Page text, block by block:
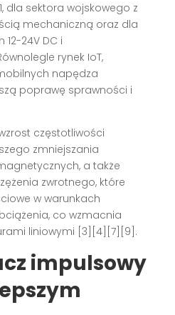
dla sektora wojskowego z
mechaniczną oraz dla
24V DC i
rynek IoT,
napędza
poprawę sprawności i
częstotliwości
zmniejszania
a także
zwrotnego, które
w warunkach
co wzmacnia
liniowymi [3][4][7][9].
impulsowy